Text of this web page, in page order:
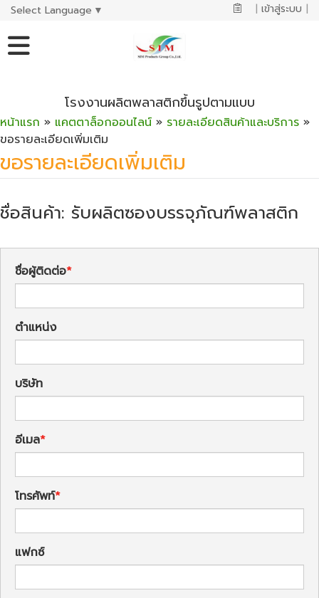
Select Language ▼ | เข้าสู่ระบบ |
โรงงานผลิตพลาสติกขึ้นรูปตามแบบ
หน้าแรก » แคตตาล็อกออนไลน์ » รายละเอียดสินค้าและบริการ »
ขอรายละเอียดเพิ่มเติม
ขอรายละเอียดเพิ่มเติม
ชื่อสินค้า: รับผลิตซองบรรจุภัณฑ์พลาสติก
ชื่อผู้ติดต่อ
ตำแหน่ง
บริษัท
อีเมล
โทรศัพท์
แฟกซ์